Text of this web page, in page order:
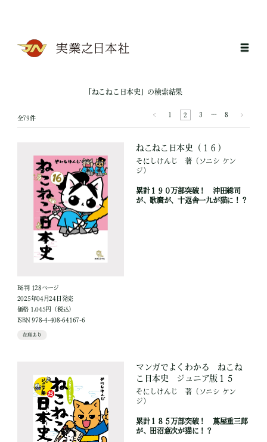
「ねこねこ日本史」の検索結果
全79件
1 2 3 … 8
B6判 128ページ
2025年04月24日発売
価格 1,045円（税込）
ISBN 978-4-408-64167-6
在庫あり
ねこねこ日本史（１６）
そにしけんじ 著（ソニシ ケン
ジ）
累計１９０万部突破！ 沖田総司
が、歌麿が、十返舎一九が猫に！？
マンガでよくわかる ねこね
こ日本史 ジュニア版１５
そにしけんじ 著（ソニシ ケン
ジ）
累計１８５万部突破！ 蔦屋重三郎
が、田沼意次が猫に！？